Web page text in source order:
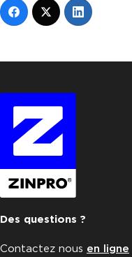
Des questions ?
Contactez nous en ligne